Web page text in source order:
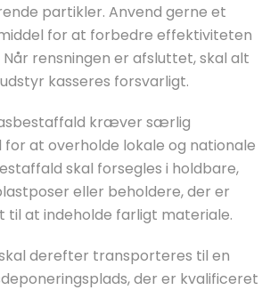
partikler. Anvend gerne et
for at forbedre effektiviteten
rensningen er afsluttet, skal alt
kasseres forsvarligt.
kræver særlig
at overholde lokale og nationale
skal forsegles i holdbare,
eller beholdere, der er
til at indeholde farligt materiale.
derefter transporteres til en
der er kvalificeret